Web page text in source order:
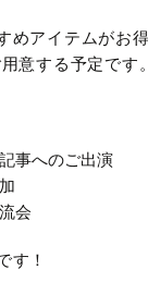
めアイテムがお
意する予定です。
事へのご出演
会
す！